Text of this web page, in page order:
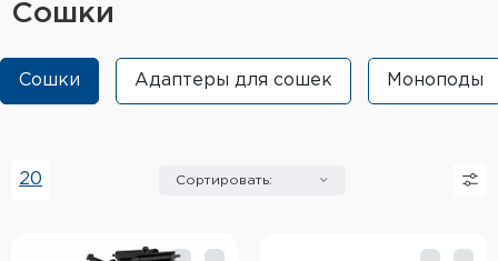
Оружие и патроны
Тюнинг оружия и ЗИП
Сошки
Сошки Адаптеры для сошек Моноподы
Сортировать:
20